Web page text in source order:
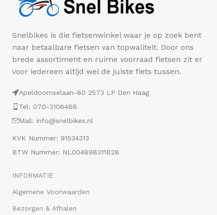
Snelbikes is die fietsenwinkel waar je op zoek bent
naar betaalbare fietsen van topwaliteit. Door ons
brede assortiment en ruime voorraad fietsen zit er
voor iedereen altijd wel de juiste fiets tussen.
Apeldoornselaan-80 2573 LP Den Haag
Tel: 070-3106488
Mail: info@snelbikes.nl
KVK Nummer: 91534313
BTW Nummer: NL004898311B28
INFORMATIE
Algemene Voorwaarden
Bezorgen & Afhalen